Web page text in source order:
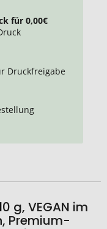
für 0,00€
Druckfreigabe
g, VEGAN im
Premium-